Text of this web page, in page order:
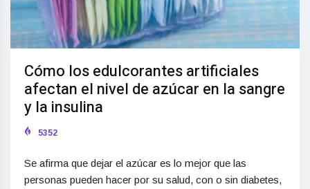
Cómo los edulcorantes artificiales
afectan el nivel de azúcar en la sangre
y la insulina
5352
Se afirma que dejar el azúcar es lo mejor que las
personas pueden hacer por su salud, con o sin diabetes,